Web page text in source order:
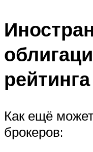
рейтинга
Как ещё
брокеров: